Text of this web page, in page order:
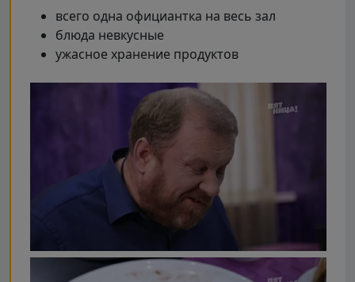
всего одна официантка на весь зал
блюда невкусные
ужасное хранение продуктов